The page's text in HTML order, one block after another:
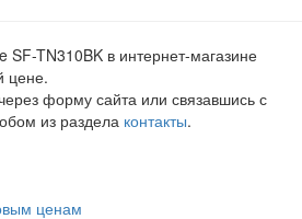
SF-TN310BK в интернет-магазине
цене.
форму сайта или связавшись с
из раздела контакты.
ценам